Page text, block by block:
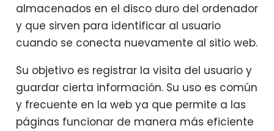
almacenados en el disco duro del ordenador
y que sirven para identificar al usuario
cuando se conecta nuevamente al sitio web.
Su objetivo es registrar la visita del usuario y
guardar cierta información. Su uso es común
y frecuente en la web ya que permite a las
páginas funcionar de manera más eficiente